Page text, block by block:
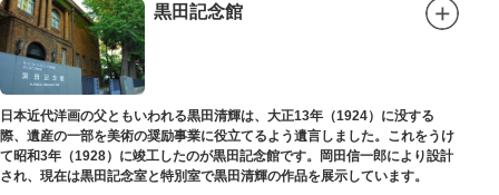
黒田記念館
日本近代洋画の父ともいわれる黒田清輝は、大正13年（1924）に没する
際、遺産の一部を美術の奨励事業に役立てるよう遺言しました。これをうけ
て昭和3年（1928）に竣工したのが黒田記念館です。岡田信一郎により設計
され、現在は黒田記念室と特別室で黒田清輝の作品を展示しています。